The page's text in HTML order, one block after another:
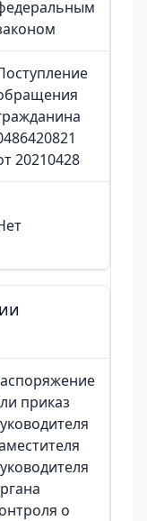
20210428
приказ
о